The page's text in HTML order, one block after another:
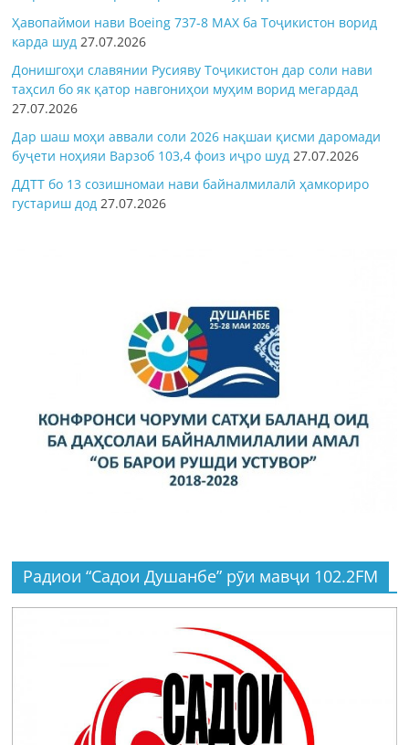
Ҳавопаймои нави Boeing 737-8 MAX ба Тоҷикистон ворид
карда шуд 27.07.2026
Донишгоҳи славянии Русияву Тоҷикистон дар соли нави
таҳсил бо як қатор навгониҳои муҳим ворид мегардад
27.07.2026
Дар шаш моҳи аввали соли 2026 нақшаи қисми даромади
буҷети ноҳияи Варзоб 103,4 фоиз иҷро шуд 27.07.2026
ДДТТ бо 13 созишномаи нави байналмилалӣ ҳамкориро
густариш дод 27.07.2026
Радиои “Садои Душанбе” рӯи мавҷи 102.2FM